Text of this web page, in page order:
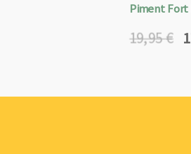
Piment Fort
19,95€
Le
était :
Le
est :